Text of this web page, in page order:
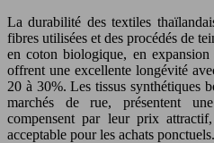
La durabilité des textiles
fibres utilisées et des procédés de
en coton biologique, en
offrent une excellente longévité
20 à 30%. Les tissus synthétiques
marchés de rue, présentent
compensent par leur prix
acceptable pour les achats ponctuels.